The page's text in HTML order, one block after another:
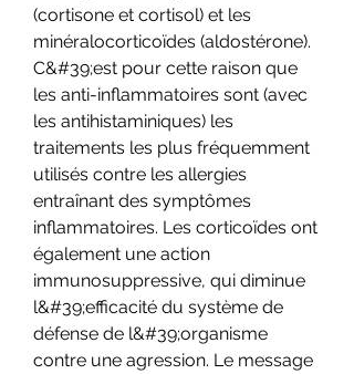
(cortisone et cortisol) et les
minéralocorticoïdes (aldostérone).
C&#39;est pour cette raison que
les anti-inflammatoires sont (avec
les antihistaminiques) les
traitements les plus fréquemment
utilisés contre les allergies
entraînant des symptômes
inflammatoires. Les corticoïdes ont
également une action
immunosuppressive, qui diminue
l&#39;efficacité du système de
défense de l&#39;organisme
contre une agression. Le message